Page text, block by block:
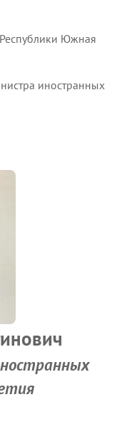
Южная
иностранных